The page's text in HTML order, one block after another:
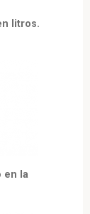
en litros.
en la